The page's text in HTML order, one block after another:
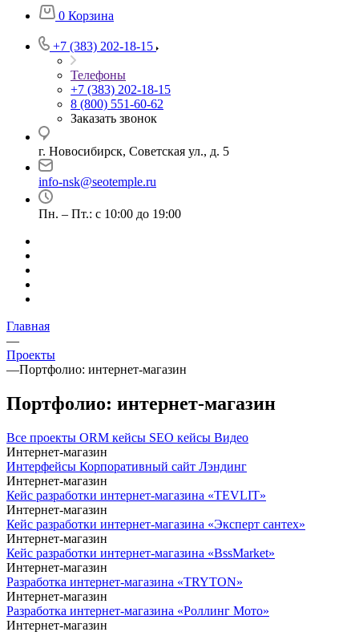
0 Корзина
+7 (383) 202-18-15
Телефоны
+7 (383) 202-18-15
8 (800) 551-60-62
Заказать звонок
г. Новосибирск, Советская ул., д. 5
info-nsk@seotemple.ru
Пн. – Пт.: с 10:00 до 19:00
Главная
—
Проекты
—Портфолио: интернет-магазин
Портфолио: интернет-магазин
Все проекты ORM кейсы SEO кейсы Видео
Интернет-магазин
Интерфейсы Корпоративный сайт Лэндинг
Интернет-магазин
Кейс разработки интернет-магазина «TEVLIT»
Интернет-магазин
Кейс разработки интернет-магазина «Эксперт сантех»
Интернет-магазин
Кейс разработки интернет-магазина «BssMarket»
Интернет-магазин
Разработка интернет-магазина «TRYTON»
Интернет-магазин
Разработка интернет-магазина «Роллинг Мото»
Интернет-магазин